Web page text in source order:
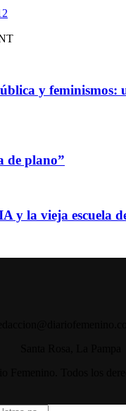
y feminismos:
de plano”
y la vieja escuela